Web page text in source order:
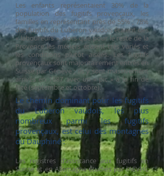
Les enfants représentaient 30% de la
population des fugitifs provençaux, les
familles en représentant près de 55% ; 78%
des fugitifs du Luberon vaudois étaient des
« laboureurs », alors que pour le reste de la
Provence les métiers étaient très variés et
les conditions plutôt aisées. Les fugitifs
provençaux sont majoritairement entrés en
Suisse par Genève ; ils y sont massivement
arrivés en 1687 avec un « pic » à la fin de
l’été (septembre et octobre).
Le chemin dominant pour les fugitifs
du Luberon vaudois, les plus
nombreux parmi les fugitifs
provençaux, est celui des montagnes
du Dauphiné :
Les registres d’assistance aux fugitifs en
Suisse et en Allemagne étudiés par l’AEVHL